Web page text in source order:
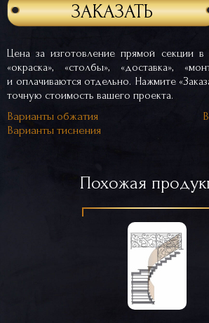
ЗАКАЗАТЬ
Цена за изготовление прямой секции в
«окраска», «столбы», «доставка»,
и оплачиваются отдельно. Нажмите
точную стоимость вашего проекта.
Варианты обжатия
Варианты тиснения
Похожая